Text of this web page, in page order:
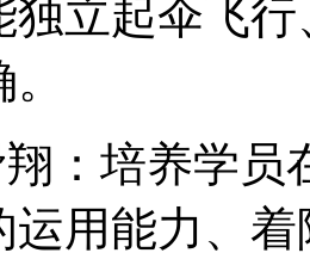
独立起伞飞
：培养学员
运用能力、